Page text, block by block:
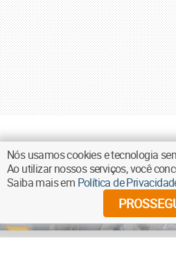
Nós usamos cookies e tecnologia
Ao utilizar nossos serviços, você
Saiba mais em Política de